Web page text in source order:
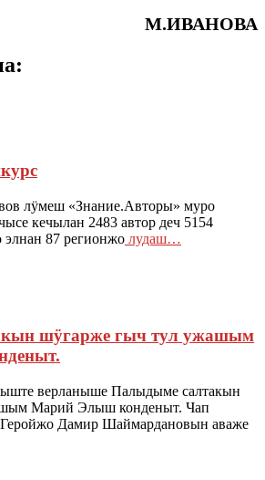
М.ИВАНОВА
лӱмеш «Знание.Авторы» муро
кечылан 2483 автор деч 5154
87 регионжо лудаш…
шӱгарже гыч тул ужашым
верланыше Палыдыме салтакын
Марий Элыш конденыт. Чап
Дамир Шаймардановын аваже